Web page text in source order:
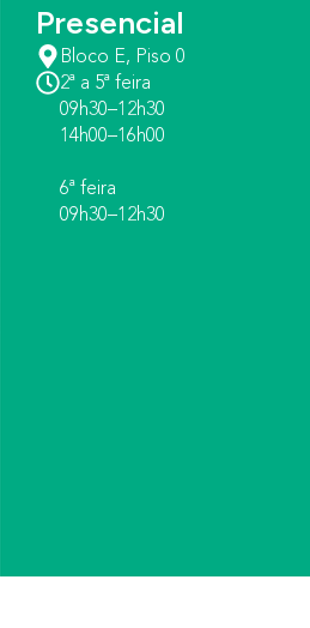
Presencial
Bloco E, Piso 0
2ª a 5ª feira
09h30–12h30
14h00–16h00
6ª feira
09h30–12h30